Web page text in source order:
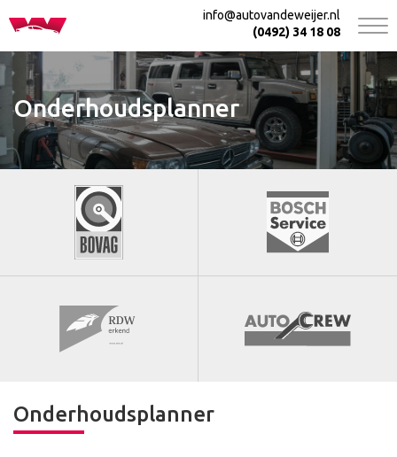
info@autovandeweijer.nl
(0492) 34 18 08
Onderhoudsplanner
Onderhoudsplanner